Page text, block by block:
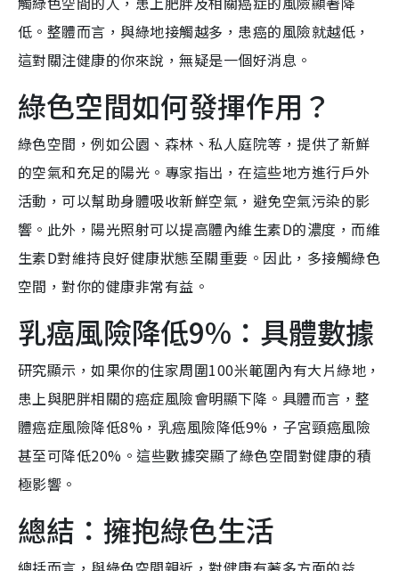
低。整體而言，與綠地接觸越多，患癌的風險就越低，
這對關注健康的你來說，無疑是一個好消息。
綠色空間如何發揮作用？
綠色空間，例如公園、森林、私人庭院等，提供了新鮮
的空氣和充足的陽光。專家指出，在這些地方進行戶外
活動，可以幫助身體吸收新鮮空氣，避免空氣污染的影
響。此外，陽光照射可以提高體內維生素D的濃度，而維
生素D對維持良好健康狀態至關重要。因此，多接觸綠色
空間，對你的健康非常有益。
乳癌風險降低9%：具體數據
研究顯示，如果你的住家周圍100米範圍內有大片綠地，
患上與肥胖相關的癌症風險會明顯下降。具體而言，整
體癌症風險降低8%，乳癌風險降低9%，子宮頸癌風險
甚至可降低20%。這些數據突顯了綠色空間對健康的積
極影響。
總結：擁抱綠色生活